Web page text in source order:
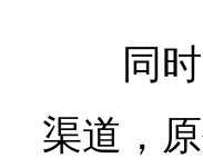
同
渠道，